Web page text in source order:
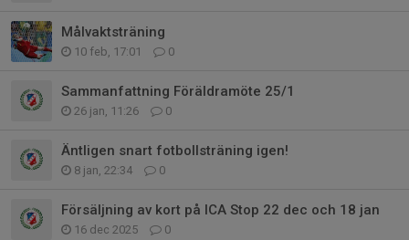
Målvaktsträning
10 feb, 17:01 0
Sammanfattning Föräldramöte 25/1
26 jan, 11:26 0
Äntligen snart fotbollsträning igen!
8 jan, 22:34 0
Försäljning av kort på ICA Stop 22 dec och 18 jan
16 dec 2025 0